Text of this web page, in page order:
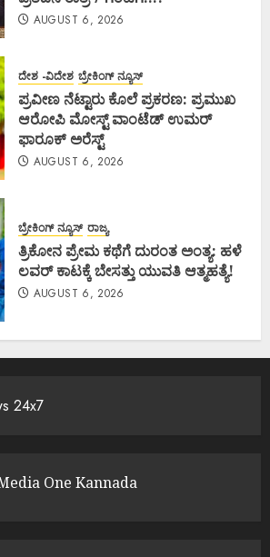
AUGUST 6, 2026
ದೇಶ -ವಿದೇಶ ಬ್ರೇಕಿಂಗ್ ನ್ಯೂಸ್
ಪ್ರವೀಣ ನೆಟ್ಟಾರು ಕೊಲೆ ಪ್ರಕರಣ: ಪ್ರಮುಖ
ಆರೋಪಿ ಮೋಸ್ಟ್ ವಾಂಟೆಡ್ ಉಮರ್
ಫಾರೂಕ್ ಅರೆಸ್ಟ್
AUGUST 6, 2026
ಬ್ರೇಕಿಂಗ್ ನ್ಯೂಸ್ ರಾಜ್ಯ
ತ್ರಿಕೋನ ಪ್ರೇಮ ಕಥೆಗೆ ದುರಂತ ಅಂತ್ಯ: ಹಳೆ
ಲವರ್ ಕಾಟಕ್ಕೆ ಬೇಸತ್ತು ಯುವತಿ ಆತ್ಮಹತ್ಯೆ!
AUGUST 6, 2026
24x7
One Kannada